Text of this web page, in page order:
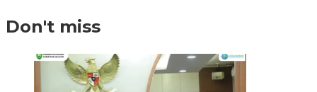
Don't miss